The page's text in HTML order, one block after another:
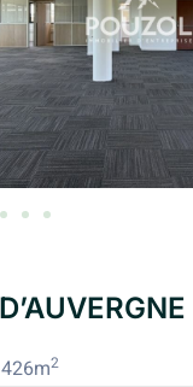
426m2